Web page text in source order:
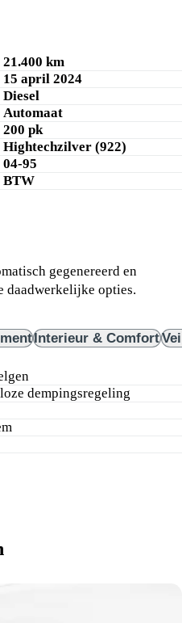
21.400 km
15 april 2024
Diesel
Automaat
200 pk
Hightechzilver (922)
04-95
BTW
gegenereerd en
daadwerkelijke opties.
Interieur & Comfort
dempingsregeling